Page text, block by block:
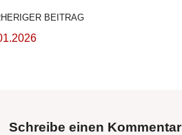
BEITRAG
Schreibe einen Kommentar